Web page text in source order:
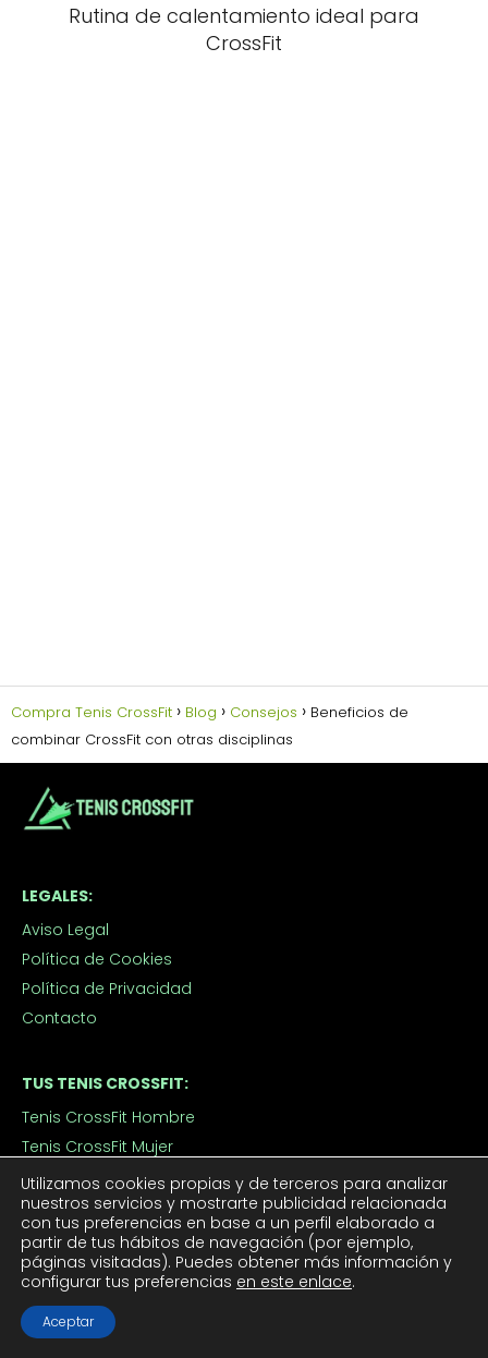
Rutina de calentamiento ideal para
CrossFit
Compra Tenis CrossFit Blog Consejos
Beneficios de
combinar CrossFit con otras disciplinas
LEGALES:
Aviso Legal
Política de Cookies
Política de Privacidad
Contacto
TUS TENIS CROSSFIT:
Tenis CrossFit Hombre
Tenis CrossFit Mujer
APROVECHA LOS DESCUENTOS:
Outlet
Ofertas de Tenis de Crossfit
Utilizamos cookies propias y de terceros para analizar
nuestros servicios y mostrarte publicidad relacionada
con tus preferencias en base a un perfil elaborado a
partir de tus hábitos de navegación (por ejemplo,
páginas visitadas). Puedes obtener más información y
configurar tus preferencias en este enlace.
Aceptar